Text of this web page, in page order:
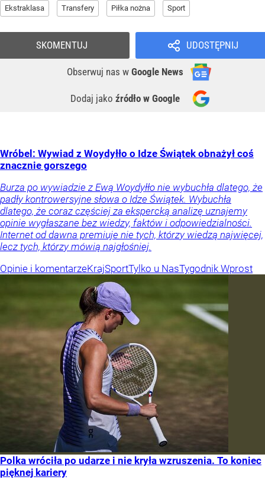
Ekstraklasa Transfery Piłka nożna Sport
UDOSTĘPNIJ
Obserwuj nas w Google News
Dodaj jako źródło w Google
SKOMENTUJ
Wróbel: Wywiad z Woydyłło o Idze Świątek obnażył coś
znacznie gorszego
Burza po wywiadzie z Ewą Woydyłło nie wybuchła dlatego, że
padły kontrowersyjne słowa o Idze Świątek. Wybuchła
dlatego, że coraz częściej za ekspercką analizę uznajemy
opinie wygłaszane bez wiedzy, faktów i odpowiedzialności.
Internet od dawna premiuje nie tych, którzy wiedzą najwięcej,
lecz tych, którzy mówią najgłośniej.
Opinie i komentarzeKrajSportTylko u NasTygodnik Wprost
Polka wróciła po udarze i nie kryła wzruszenia. To koniec
pięknej kariery